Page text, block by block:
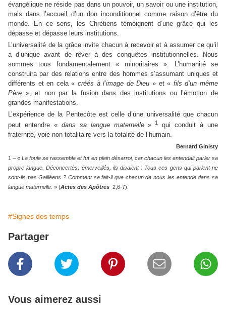
évangélique ne réside pas dans un pouvoir, un savoir ou une institution,
mais dans l’accueil d’un don inconditionnel comme raison d’être du
monde. En ce sens, les Chrétiens témoignent d’une grâce qui les
dépasse et dépasse leurs institutions.
L’universalité de la grâce invite chacun à recevoir et à assumer ce qu’il
a d’unique avant de rêver à des conquêtes institutionnelles. Nous
sommes tous fondamentalement « minoritaires ». L’humanité se
construira par des relations entre des hommes s’assumant uniques et
différents et en cela « créés à l’image de Dieu » et « fils d’un même
Père », et non par la fusion dans des institutions ou l’émotion de
grandes manifestations.
L’expérience de la Pentecôte est celle d’une universalité que chacun
peut entendre «dans sa langue maternelle» 1
qui conduit à une
fraternité, voie non totalitaire vers la totalité de l’humain.
Bernard Ginisty
1 – «La foule se rassembla et fut en plein désarroi, car chacun les entendait parler sa
propre langue. Déconcertés, émerveillés, ils disaient : Tous ces gens qui parlent ne
sont-ils pas Galiléens ? Comment se fait-il que chacun de nous les entende dans sa
langue maternelle. » (Actes des Apôtres 2,6-7).
#Signes des temps
Partager
Vous aimerez aussi